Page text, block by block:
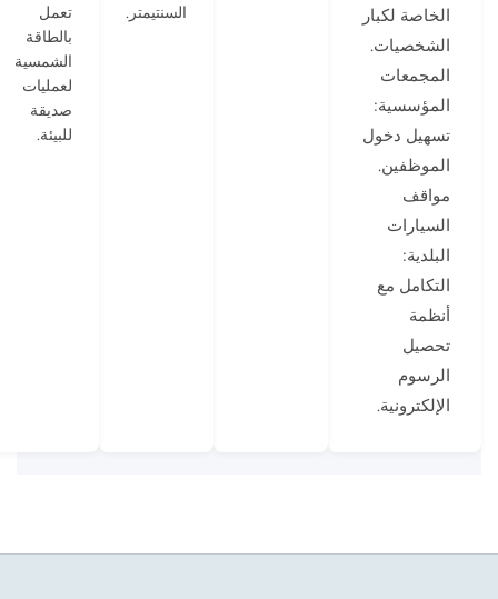
الخاصة لكبار
الشخصيات.
المجمعات
المؤسسية:
تسهيل دخول
الموظفين.
مواقف
السيارات
البلدية:
التكامل مع
أنظمة
تحصيل
الرسوم
الإلكترونية.
السنتيمتر.
تعمل
بالطاقة
الشمسية
لعمليات
صديقة
للبيئة.